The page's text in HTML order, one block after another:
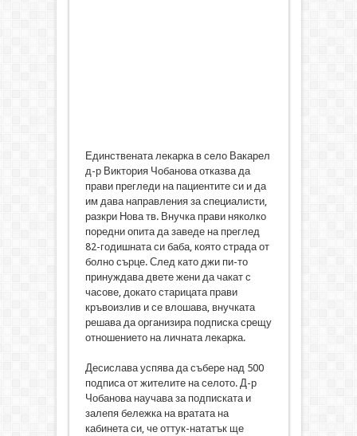
Единствената лекарка в село Вакарел
д-р Виктория Чобанова отказва да
прави прегледи на пациентите си и да
им дава направления за специалисти,
разкри Нова тв. Внучка прави няколко
поредни опита да заведе на преглед
82-годишната си баба, която страда от
болно сърце. След като джи пи-то
принуждава двете жени да чакат с
часове, докато старицата прави
кръвоизлив и се влошава, внучката
решава да организира подписка срещу
отношението на личната лекарка.
Десислава успява да събере над 500
подписа от жителите на селото. Д-р
Чобанова научава за подписката и
залепя бележка на вратата на
кабинета си, че оттук-нататък ще